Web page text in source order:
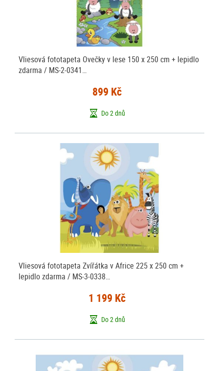
Vliesová fototapeta Ovečky v lese 150 x 250 cm + lepidlo
zdarma / MS-2-0341…
899 Kč
Do 2 dnů
Vliesová fototapeta Zvířátka v Africe 225 x 250 cm +
lepidlo zdarma / MS-3-0338…
1 199 Kč
Do 2 dnů